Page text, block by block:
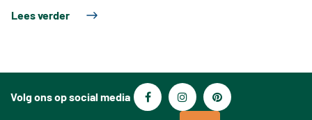
Lees verder
Volg ons op social media